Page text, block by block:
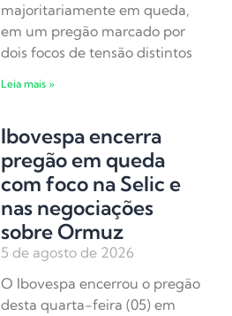
majoritariamente em queda,
em um pregão marcado por
dois focos de tensão distintos
Leia mais »
Ibovespa encerra
pregão em queda
com foco na Selic e
nas negociações
sobre Ormuz
5 de agosto de 2026
O Ibovespa encerrou o pregão
desta quarta-feira (05) em